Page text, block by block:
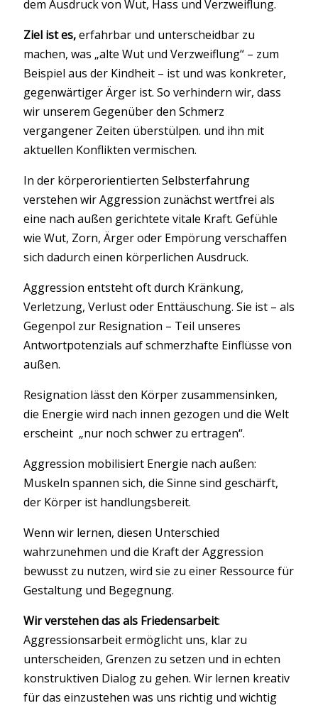
dem Ausdruck von Wut, Hass und Verzweiflung.
Ziel ist es,erfahrbar und unterscheidbar zu
machen, was „alte Wut und Verzweiflung“ – zum
Beispiel aus der Kindheit – ist und was konkreter,
gegenwärtiger Ärger ist. So verhindern wir, dass
wir unserem Gegenüber den Schmerz
vergangener Zeiten überstülpen. und ihn mit
aktuellen Konflikten vermischen.
In der körperorientierten Selbsterfahrung
verstehen wir Aggression zunächst wertfrei als
eine nach außen gerichtete vitale Kraft. Gefühle
wie Wut, Zorn, Ärger oder Empörung verschaffen
sich dadurch einen körperlichen Ausdruck.
Aggression entsteht oft durch Kränkung,
Verletzung, Verlust oder Enttäuschung. Sie ist – als
Gegenpol zur Resignation – Teil unseres
Antwortpotenzials auf schmerzhafte Einflüsse von
außen.
Resignation lässt den Körper zusammensinken,
die Energie wird nach innen gezogen und die Welt
erscheint „nur noch schwer zu ertragen“.
Aggression mobilisiert Energie nach außen:
Muskeln spannen sich, die Sinne sind geschärft,
der Körper ist handlungsbereit.
Wenn wir lernen, diesen Unterschied
wahrzunehmen und die Kraft der Aggression
bewusst zu nutzen, wird sie zu einer Ressource für
Gestaltung und Begegnung.
Wir verstehen das als Friedensarbeit:
Aggressionsarbeit ermöglicht uns, klar zu
unterscheiden, Grenzen zu setzen und in echten
konstruktiven Dialog zu gehen. Wir lernen kreativ
für das einzustehen was uns richtig und wichtig